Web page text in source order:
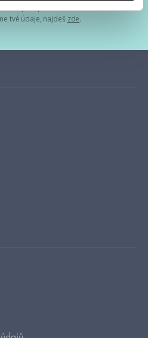
tvé údaje, najdeš zde.